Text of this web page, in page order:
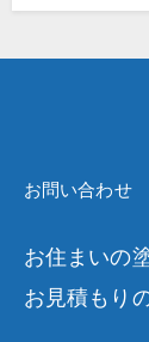
お問い合わせ
お住まいの
お見積もり